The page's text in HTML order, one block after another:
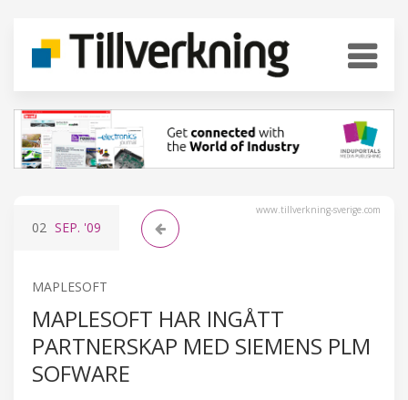
www.tillverkning-sverige.com
02 SEP. '09
MAPLESOFT
MAPLESOFT HAR INGÅTT
PARTNERSKAP MED SIEMENS PLM
SOFWARE